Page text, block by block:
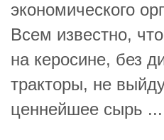
экономического
Всем известно,
на керосине, без
тракторы, не
ценнейшее сырь ...